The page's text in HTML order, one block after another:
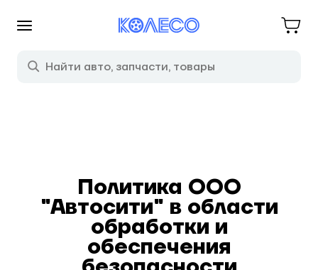
Политика ООО
"Автосити" в области
обработки и
обеспечения